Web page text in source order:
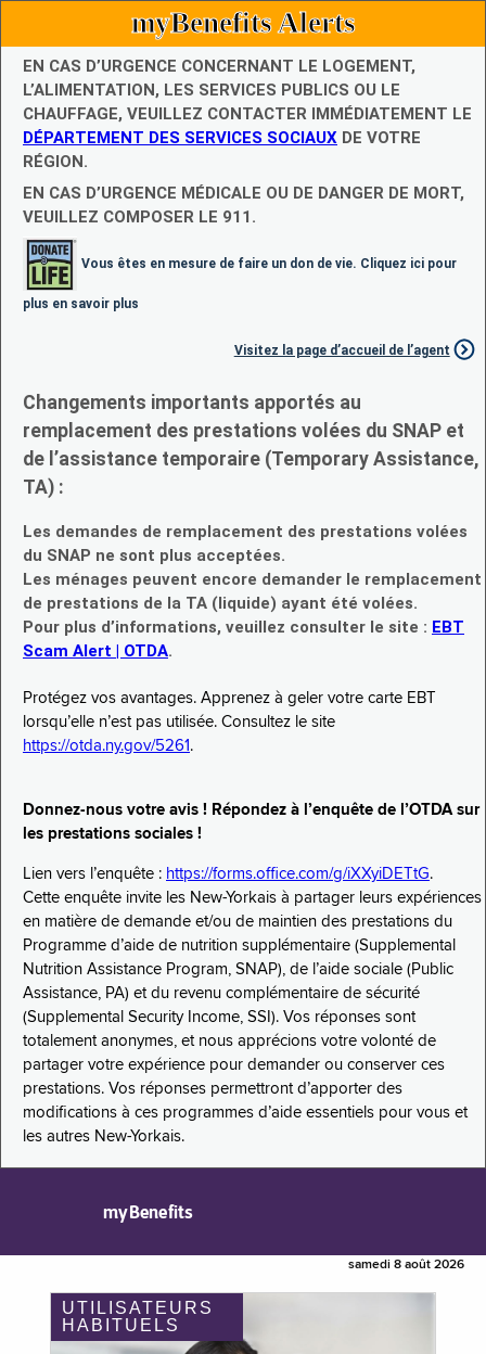
myBenefits Alerts
EN CAS D’URGENCE CONCERNANT LE LOGEMENT,
L’ALIMENTATION, LES SERVICES PUBLICS OU LE
CHAUFFAGE, VEUILLEZ CONTACTER IMMÉDIATEMENT LE
DÉPARTEMENT DES SERVICES SOCIAUX DE VOTRE
RÉGION.
EN CAS D’URGENCE MÉDICALE OU DE DANGER DE MORT,
VEUILLEZ COMPOSER LE 911.
Vous êtes en mesure de faire un don de vie. Cliquez ici pour
plus en savoir plus
Visitez la page d’accueil de l’agent
Changements importants apportés au
remplacement des prestations volées du SNAP et
de l’assistance temporaire (Temporary Assistance,
TA) :
Les demandes de remplacement des prestations volées
du SNAP ne sont plus acceptées.
Les ménages peuvent encore demander le remplacement
de prestations de la TA (liquide) ayant été volées.
Pour plus d’informations, veuillez consulter le site : EBT
Scam Alert | OTDA.
Protégez vos avantages. Apprenez à geler votre carte EBT
lorsqu’elle n’est pas utilisée. Consultez le site
https://otda.ny.gov/5261 .
Donnez-nous votre avis ! Répondez à l’enquête de l’OTDA sur
les prestations sociales !
Lien vers l’enquête : https://forms.office.com/g/iXXyiDETtG.
Cette enquête invite les New-Yorkais à partager leurs expériences
en matière de demande et/ou de maintien des prestations du
Programme d’aide de nutrition supplémentaire (Supplemental
Nutrition Assistance Program, SNAP), de l’aide sociale (Public
Assistance, PA) et du revenu complémentaire de sécurité
(Supplemental Security Income, SSI). Vos réponses sont
totalement anonymes, et nous apprécions votre volonté de
partager votre expérience pour demander ou conserver ces
prestations. Vos réponses permettront d’apporter des
modifications à ces programmes d’aide essentiels pour vous et
les autres New-Yorkais.
myBenefits
samedi 8 août 2026
UTILISATEURS
HABITUELS